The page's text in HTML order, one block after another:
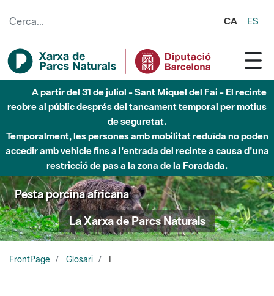
CA ES
A partir del 31 de juliol - Sant Miquel del Fai - El recinte
reobre al públic després del tancament temporal per motius
de seguretat.
Temporalment, les persones amb mobilitat reduïda no poden
accedir amb vehicle fins a l'entrada del recinte a causa d'una
restricció de pas a la zona de la Foradada.
Pesta porcina africana
La Xarxa de Parcs Naturals
FrontPage Glosari